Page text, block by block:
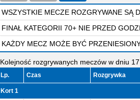
WSZYSTKIE MECZE ROZGRYWANE SĄ
FINAŁ KATEGORII 70+ NIE PRZED
KAŻDY MECZ MOŻE BYĆ
Kolejność rozgrywanych meczów w dniu
Lp. Czas Rozgrywka
Kort 1